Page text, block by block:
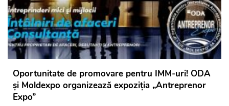
Oportunitate de promovare pentru IMM-uri! ODA
și Moldexpo organizează expoziția „Antreprenor
Expo”